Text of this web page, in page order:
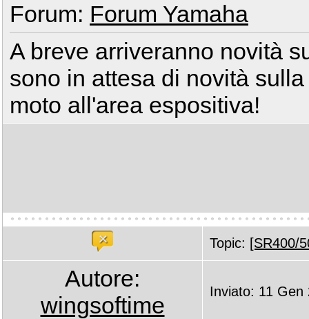
Forum: Forum Yamaha
A breve arriveranno novità
sono in attesa di novità
moto all'area espositiva!
Topic: [SR400/
Autore:
wingsoftime
Inviato: 11 Gen